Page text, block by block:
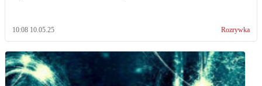
10:08 10.05.25 Rozrywka